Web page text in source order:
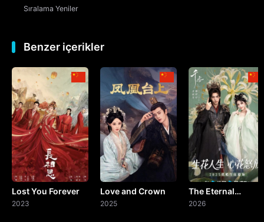
14. Bölüm
15. Bölüm
16. Bölüm
17. Bölüm
18. Bölüm
19. Bölüm
20. Bölüm
Sıralama Yeniler
Benzer içerikler
Lost You Forever
2023
Love and Crown
2025
The Eternal
Fragrance
2026